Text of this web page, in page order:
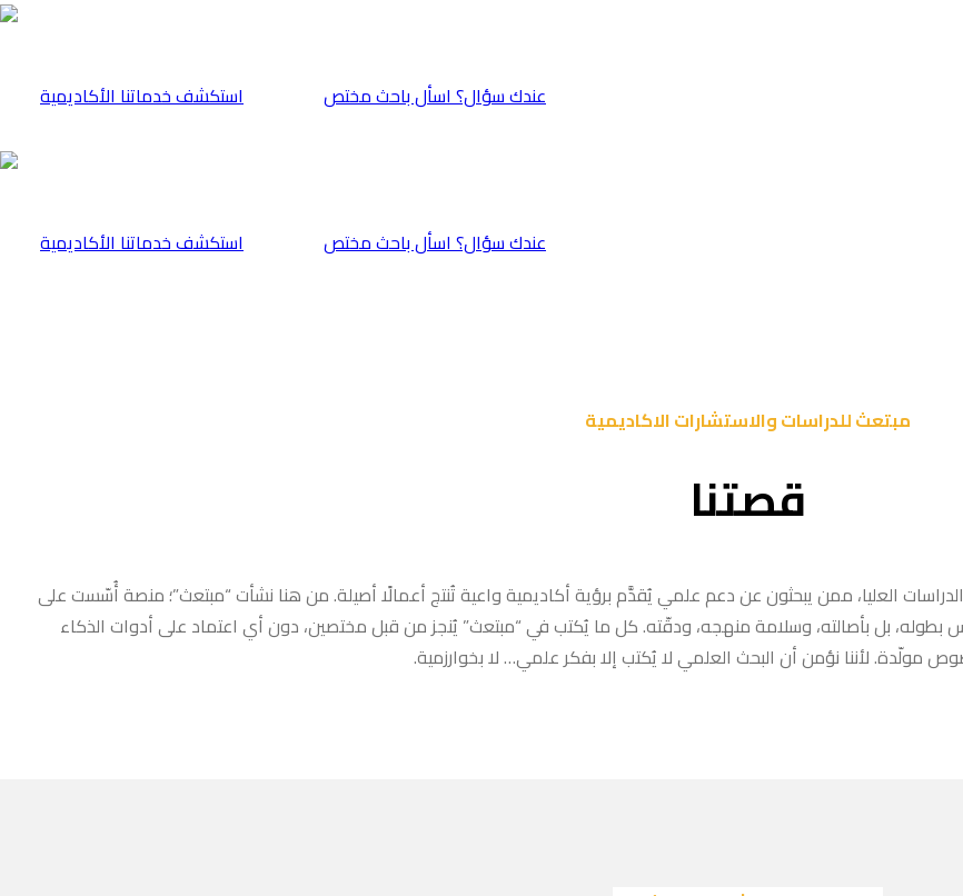
⁠استكشف خدماتنا الأكاديمية عندك سؤال؟ اسأل باحث مختص
⁠استكشف خدماتنا الأكاديمية عندك سؤال؟ اسأل باحث مختص
مبتعث للدراسات والاستشارات الاكاديمية
قصتنا
العليا، ممن يبحثون عن دعم علمي يُقدَّم برؤية أكاديمية واعية تُنتج أعمالًا أصيلة. من هنا نشأت “مبتعث”؛ منصة أُسّست على
بطوله، بل بأصالته، وسلامة منهجه، ودقّته. كل ما يُكتب في “مبتعث” يُنجز من قبل مختصين، دون أي اعتماد على أدوات الذكاء
مولّدة. لأننا نؤمن أن البحث العلمي لا يُكتب إلا بفكر علمي… لا بخوارزمية.